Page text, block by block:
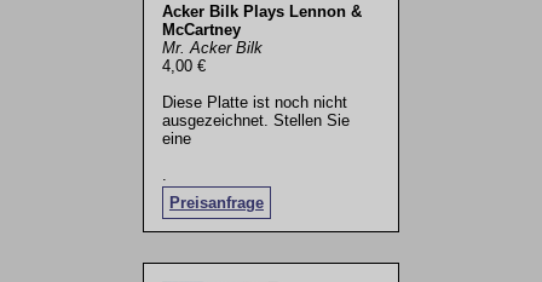
Acker Bilk Plays Lennon &
McCartney
Mr. Acker Bilk
4,00 €
Diese Platte ist noch nicht
ausgezeichnet. Stellen Sie
eine
Preisanfrage